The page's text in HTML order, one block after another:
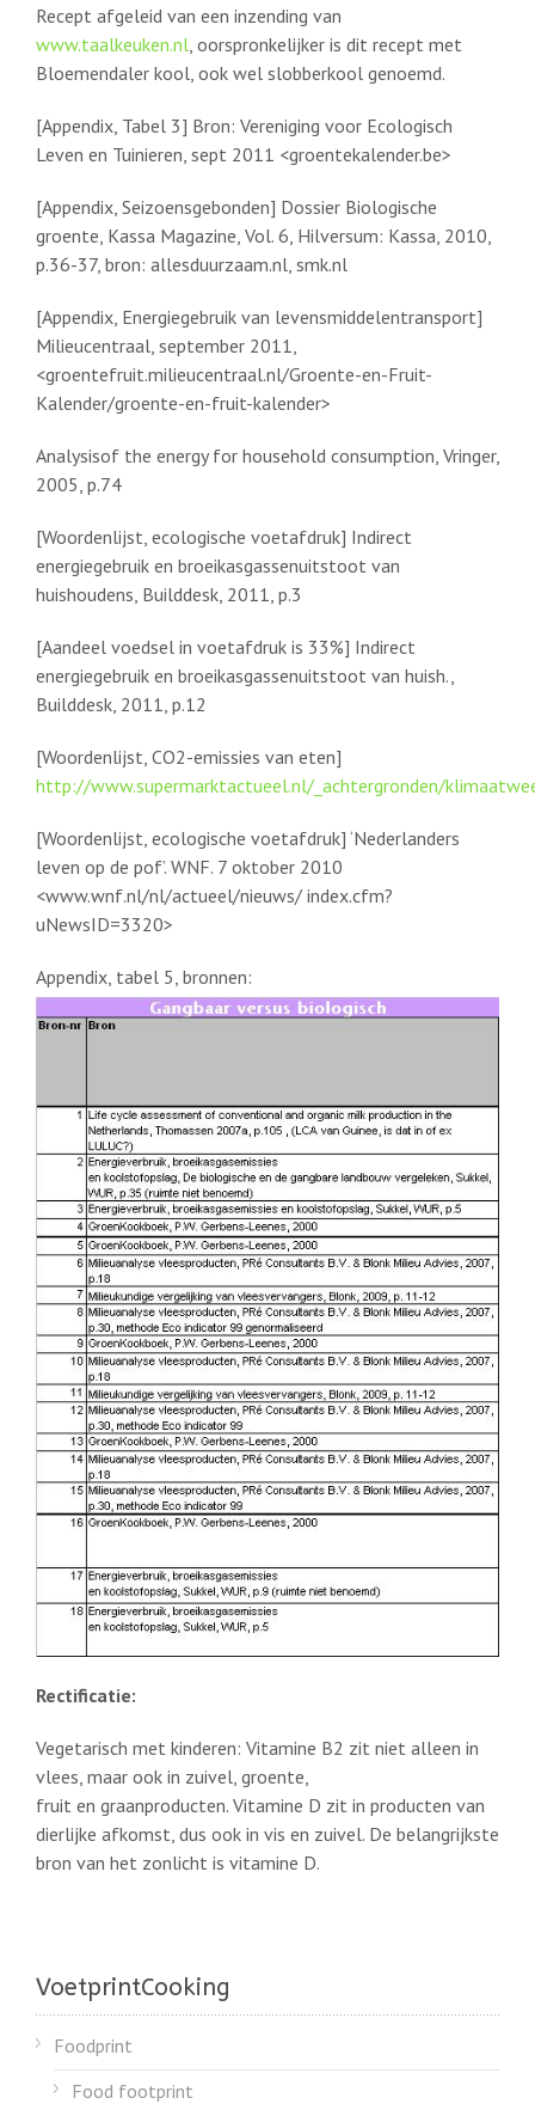
Recept afgeleid van een inzending van
www.taalkeuken.nl, oorspronkelijker is dit recept met
Bloemendaler kool, ook wel slobberkool genoemd.
[Appendix, Tabel 3] Bron: Vereniging voor Ecologisch
Leven en Tuinieren, sept 2011 <groentekalender.be>
[Appendix, Seizoensgebonden] Dossier Biologische
groente, Kassa Magazine, Vol. 6, Hilversum: Kassa, 2010,
p.36-37, bron: allesduurzaam.nl, smk.nl
[Appendix, Energiegebruik van levensmiddelentransport]
Milieucentraal, september 2011,
<groentefruit.milieucentraal.nl/Groente-en-Fruit-
Kalender/groente-en-fruit-kalender>
Analysisof the energy for household consumption, Vringer,
2005, p.74
[Woordenlijst, ecologische voetafdruk] Indirect
energiegebruik en broeikasgassenuitstoot van
huishoudens, Builddesk, 2011, p.3
[Aandeel voedsel in voetafdruk is 33%] Indirect
energiegebruik en broeikasgassenuitstoot van huish.,
Builddesk, 2011, p.12
[Woordenlijst, CO2-emissies van eten]
http://www.supermarktactueel.nl/_achtergronden/
[Woordenlijst, ecologische voetafdruk] ‘Nederlanders
leven op de pof’. WNF. 7 oktober 2010
<www.wnf.nl/nl/actueel/nieuws/ index.cfm?
uNewsID=3320>
Appendix, tabel 5, bronnen:
Rectificatie:
Vegetarisch met kinderen: Vitamine B2 zit niet alleen in
vlees, maar ook in zuivel, groente,
fruit en graanproducten. Vitamine D zit in producten van
dierlijke afkomst, dus ook in vis en zuivel. De belangrijkste
bron van het zonlicht is vitamine D.
VoetprintCooking
Foodprint
Food footprint